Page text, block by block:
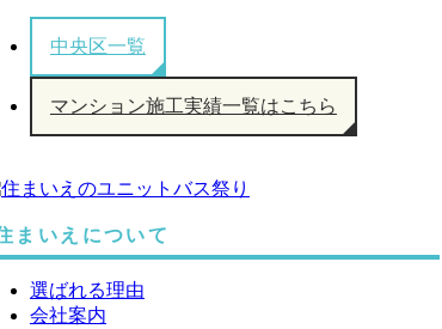
中央区一覧
マンション施工実績一覧はこちら
まいえについて
選ばれる理由
会社案内